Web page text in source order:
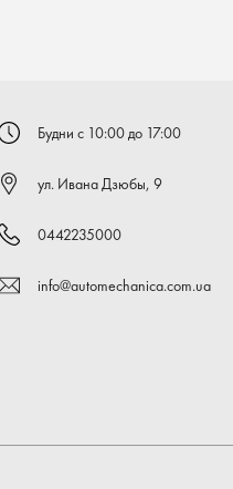
Будни с 10:00 до 17:00
ул. Ивана Дзюбы, 9
0442235000
info@automechanica.com.ua